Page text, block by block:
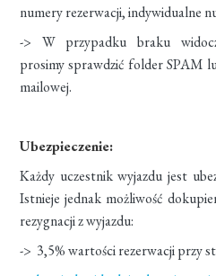
numery rezerwacji, indywidualne
-> W przypadku braku
prosimy sprawdzić folder SPAM
mailowej.
Ubezpieczenie:
Każdy uczestnik wyjazdu jest
Istnieje jednak możliwość
rezygnacji z wyjazdu:
-> 3,5% wartości rezerwacji przy